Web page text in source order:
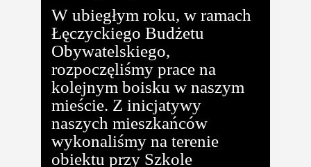
W ubiegłym roku, w ramach
Łęczyckiego Budżetu
Obywatelskiego,
rozpoczęliśmy prace na
kolejnym boisku w naszym
mieście. Z inicjatywy
naszych mieszkańców
wykonaliśmy na terenie
obiektu przy Szkole